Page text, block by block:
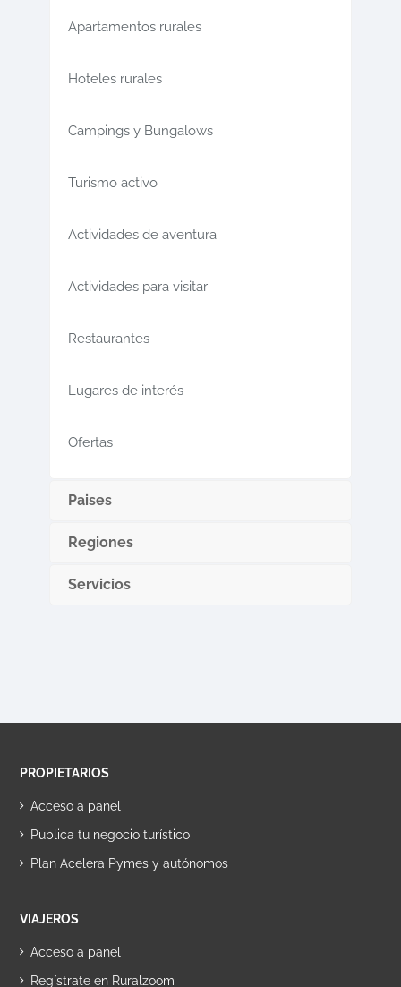
Apartamentos rurales
Hoteles rurales
Campings y Bungalows
Turismo activo
Actividades de aventura
Actividades para visitar
Restaurantes
Lugares de interés
Ofertas
Paises
Regiones
Servicios
PROPIETARIOS
Acceso a panel
Publica tu negocio turístico
Plan Acelera Pymes y autónomos
VIAJEROS
Acceso a panel
Regístrate en Ruralzoom